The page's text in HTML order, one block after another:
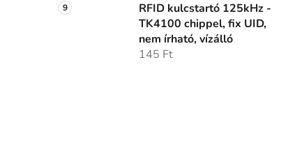
RFID kulcstartó 125kHz -
TK4100 chippel, fix UID,
nem írható, vízálló
145 Ft